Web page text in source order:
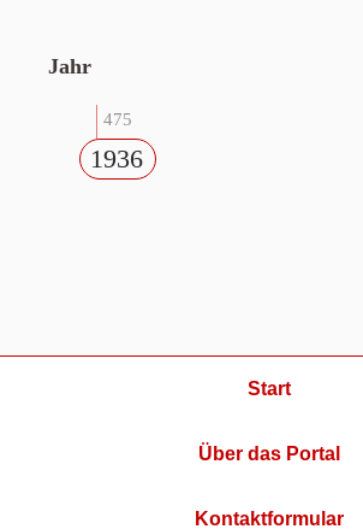
Jahr
475
1936
Start
Über das Portal
Kontaktformular